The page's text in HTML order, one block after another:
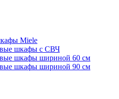
Miele
шкафы с СВЧ
шкафы шириной 60 см
шкафы шириной 90 см